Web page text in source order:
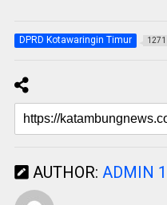
DPRD Kotawaringin Timur 1271
AUTHOR: ADMIN 1